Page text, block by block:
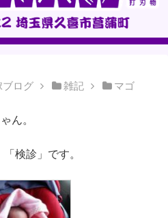
ブログ 雑記 マゴ
ん。
検診」です。